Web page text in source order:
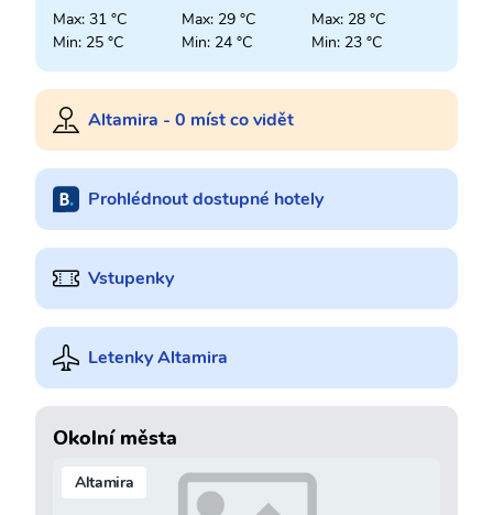
Max: 31 °C
Min: 25 °C
Max: 29 °C
Min: 24 °C
Max: 28 °C
Min: 23 °C
Altamira - 0 míst co vidět
Prohlédnout dostupné hotely
Vstupenky
Letenky Altamira
Okolní města
Altamira